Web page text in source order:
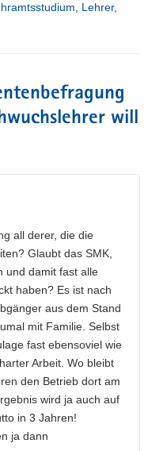
, Lehrer,
will
all derer, die die
Glaubt das SMK,
und damit fast alle
haben? Es ist nach
aus dem Stand
mit Familie. Selbst
fast ebensoviel wie
Arbeit. Wo bleibt
den Betrieb dort am
wird ja auch auf
in 3 Jahren!
ja dann